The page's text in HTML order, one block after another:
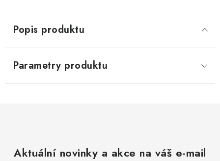
Popis produktu
Parametry produktu
Aktuální novinky a akce na váš e-mail